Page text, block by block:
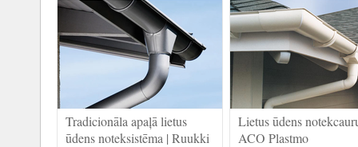
Tradicionāla apaļā lietus
ūdens noteksistēma | Ruukki
Lietus ūdens
ACO Plastmo